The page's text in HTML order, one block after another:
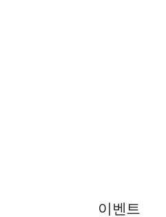
이벤트